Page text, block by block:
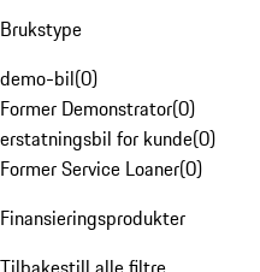
Brukstype
demo-bil(0)
Former Demonstrator(0)
erstatningsbil for kunde(0)
Former Service Loaner(0)
Finansieringsprodukter